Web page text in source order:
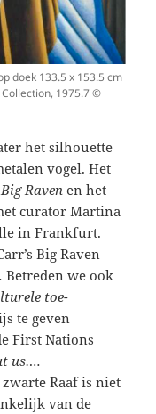
doek 133.5 x 153.5 cm
1975.7 ©
het silhouette
vogel. Het
Big Raven en het
curator Martina
in Frankfurt.
Big Raven
Betreden we ook
toe-
te geven
First Nations
us….
Raaf is niet
van de